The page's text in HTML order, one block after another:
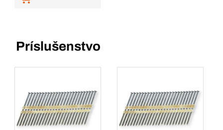
Príslušenstvo